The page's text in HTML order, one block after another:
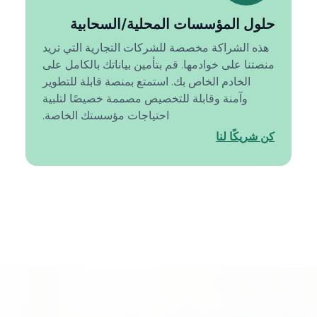
حلول المؤسسات المحلية/السحابية
هذه الشراكة مخصصة للشركات التجارية التي تريد
منصتنا على خوادمها. قم بتأمين بياناتك بالكامل على
الخادم الخاص بك. استمتع بمنصة قابلة للتطوير
وآمنة وقابلة للتخصيص مصممة خصيصًا لتلبية
احتياجات مؤسستك الخاصة.
كن شريكًا لنا